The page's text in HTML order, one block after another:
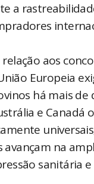
a
aos
Europeia
há mais de
e Canadá
avançam na
sanitária